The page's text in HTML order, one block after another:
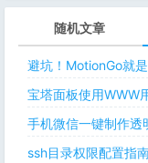
随机文章
避坑！MotionGo就
宝塔面板使用WWW
手机微信一键制作透
ssh目录权限配置指